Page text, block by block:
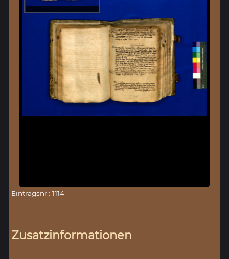
Eintragsnr.: 1114
Zusatzinformationen